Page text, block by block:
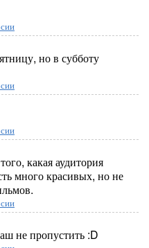
но в субботу
какая аудитория
много красивых, но не
не пропустить :D